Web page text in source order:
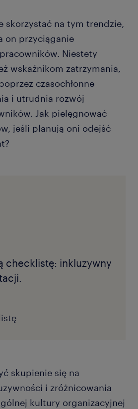
skorzystać na tym trendzie,
on przyciąganie
Niestety
wskaźnikom zatrzymania,
czasochłonne
i utrudnia rozwój
Jak pielęgnować
jeśli planują oni odejść
checklistę: inkluzywny
skupienie się na
i zróżnicowania
kultury organizacyjnej